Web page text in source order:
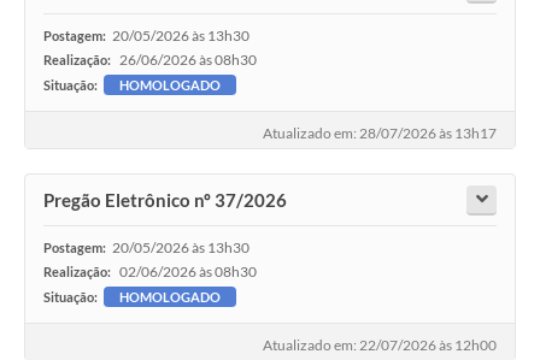
Postagem: 20/05/2026 às 13h30
Realização: 26/06/2026 às 08h30
Situação: HOMOLOGADO
Atualizado em: 28/07/2026 às 13h17
Pregão Eletrônico nº 37/2026
Postagem: 20/05/2026 às 13h30
Realização: 02/06/2026 às 08h30
Situação: HOMOLOGADO
Atualizado em: 22/07/2026 às 12h00